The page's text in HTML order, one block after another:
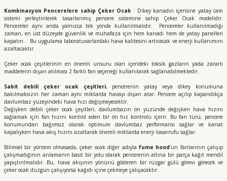
Kombinasyon Pencerelere sahip Çeker Ocak : Dikey kanadın içerisine yatay cam
sistemi yerleştirilerek tasarlanmış pencere sistemine sahip Çeker Ocak modelidir.
Pencereler aynı anda yalnızca tek yönde kullanılmalıdır. Pencereler kullanılmadığı
zaman, en üst düzeyde güvenlik ve muhafaza için hem kanadı hem de yatay panelleri
kapatın. Bu uygulama laboratuvarlardaki hava kalitesini artıracak ve enerji kullanımını
azaltacaktır.
Çeker ocak çeşitlerinin en önemli unsuru olan içerideki toksik gazların yada zararlı
maddelerin dışarı atılması 2 farklı fan seçeneği kullanılarak sağlanabilmektedir.
Sabit debili çeker ocak çeşitleri, pencerenin yatay veya dikey konumuna
bakılmaksızın her zaman aynı miktarda havayı dışarı atar. Pencere açılıp kapandıkça
davlumbaz yüzeyindeki hava hızı değişmeyecektir.
Değişken debili çeker ocak çeşitleri, davlumbazın ön yüzünde değişken hava hızını
sağlamak için fan hızını kontrol eden bir ön hız kontrolü içerir. Bu fan türü, pencere
konumundan bağımsız olarak optimum davlumbaz performansı sağlar ve kanat
kapalıyken hava akış hızını azaltarak önemli miktarda enerji tasarrufu sağlar.
Bilimsel bir yöntem olmasada, çeker ocak diğer adıyla fume hood’un fanlarının çalışıp
çalışmadığının anlamanın basit bir yolu olarak pencerenin altına bir parça kağıt mendil
yapıştırılmalıdır. Bu, hava akışının yönünü gösteren bir rüzgar gülü görevi görecek ve
çeker ocak düzgün çalışıyorsa kağıdı içine çekmeye çalışacaktır.